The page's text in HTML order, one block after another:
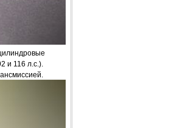
и 116 л.с.).